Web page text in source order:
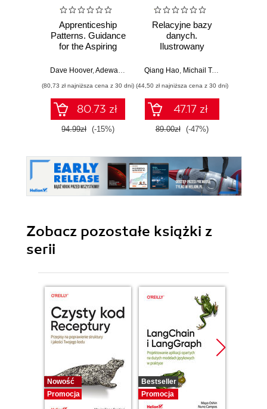
Apprenticeship
Patterns. Guidance
for the Aspiring
Craftsman
Dave Hoover,Adewale Oshineye
(80,73 zł najniższa cena z 30 dni)
80.73 zł
94.99zł (-15%)
Relacyjne bazy
danych.
Ilustrowany
Qiang Hao, Michail Tsikerdekis
(44,50 zł najniższa cena z 30 dni)
47.17 zł
89.00zł (-47%)
Zobacz pozostałe książki z
serii
Nowość
Promocja
Bestseller
Promocja